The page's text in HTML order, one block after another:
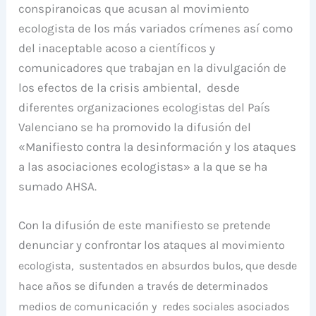
conspiranoicas que acusan al movimiento
ecologista de los más variados crímenes así como
del inaceptable acoso a científicos y
comunicadores que trabajan en la divulgación de
los efectos de la crisis ambiental, desde
diferentes organizaciones ecologistas del País
Valenciano se ha promovido la difusión del
«Manifiesto contra la desinformación y los ataques
a las asociaciones ecologistas» a la que se ha
sumado AHSA.
Con la difusión de este manifiesto se pretende
denunciar y confrontar los ataques al movimiento
ecologista, sustentados en absurdos bulos, que desde
hace años se difunden a través de determinados
medios de comunicación y redes sociales asociados